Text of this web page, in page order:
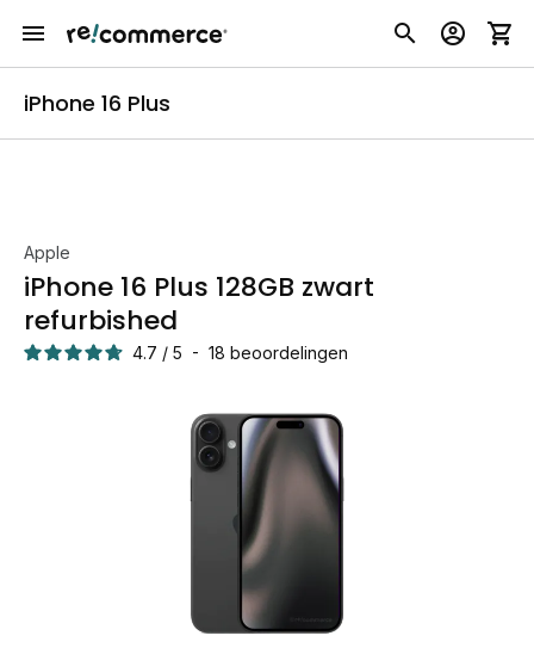
iPhone 16 Plus
Apple
iPhone 16 Plus 128GB zwart
refurbished
4.7 / 5 - 18 beoordelingen